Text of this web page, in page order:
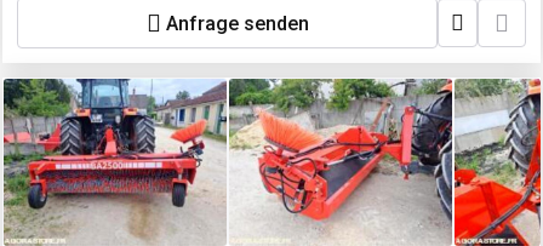
Anfrage senden